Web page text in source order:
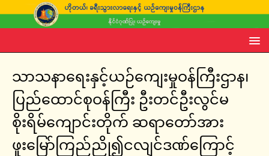
သာသနာရေးနှင့်ယဉ်ကျေးမှုဝန်ကြီးဌာန၊
ပြည်ထောင်စုဝန်ကြီး ဦးတင်ဦးလွင်မ
စိုးရိမ်ကျောင်းတိုက် ဆရာတော်အား
ဖူးမြော်ကြည်ညို၍ငလျင်ဒဏ်ကြောင့်